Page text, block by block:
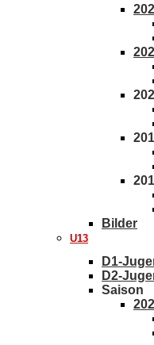
Bilder
U13
D1-
D2-
Saison